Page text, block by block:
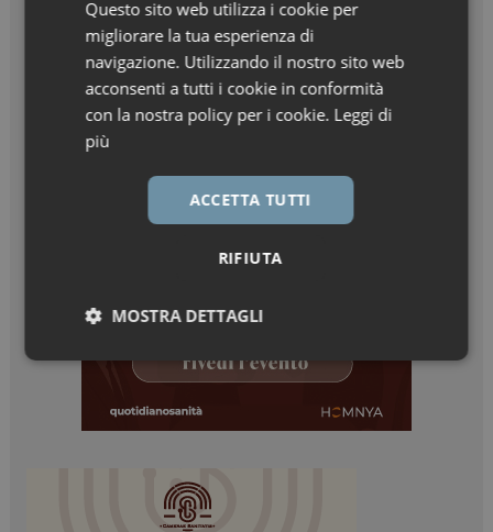
Questo sito web utilizza i cookie per
migliorare la tua esperienza di
navigazione. Utilizzando il nostro sito web
acconsenti a tutti i cookie in conformità
con la nostra policy per i cookie. Leggi di
più
ACCETTA TUTTI
RIFIUTA
MOSTRA DETTAGLI
Necessari Marketing
Necessari